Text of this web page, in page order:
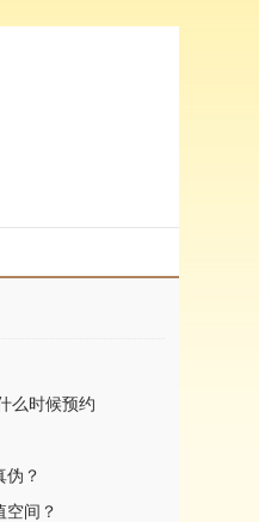
么时候预约
伪？
空间？